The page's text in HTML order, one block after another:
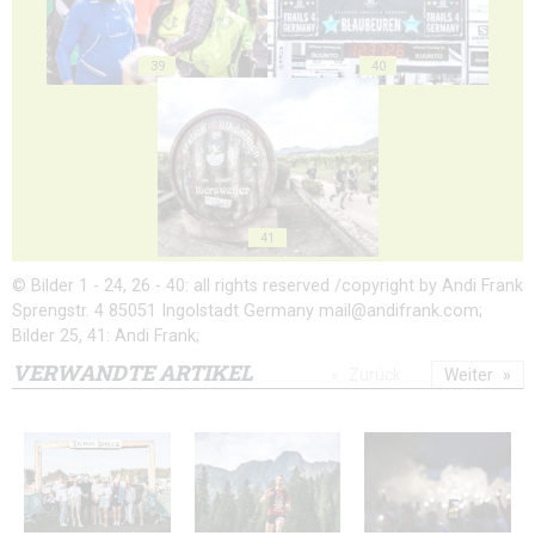
39 40
41
© Bilder 1 - 24, 26 - 40: all rights reserved /copyright by Andi Frank
Sprengstr. 4 85051 Ingolstadt Germany mail@andifrank.com;
Bilder 25, 41: Andi Frank;
VERWANDTE ARTIKEL Weiter